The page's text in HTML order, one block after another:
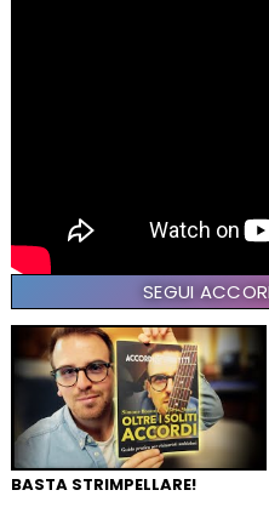
SEGUI
BASTA STRIMPELLARE!